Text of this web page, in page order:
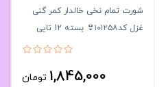
شورت تمام نخی خالدار کمر گنی
غزل کد۱۰۱۲۵۸👙 بسته 12 تایی
1,845,000 تومان